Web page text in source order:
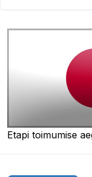
Etapi toimumise